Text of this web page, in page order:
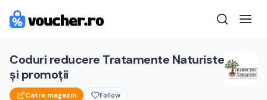
Coduri reducere Tratamente Naturiste
și promoții
Catre magazin Follow